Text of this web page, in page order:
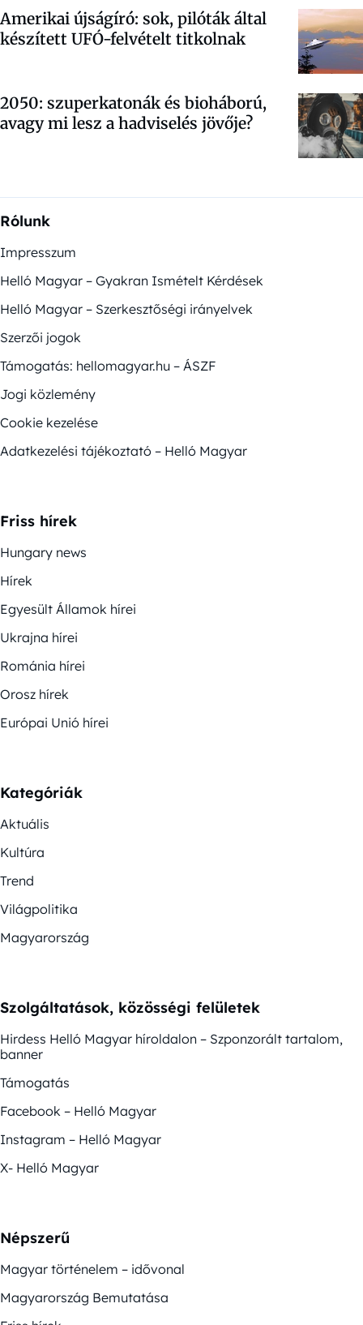
Amerikai újságíró: sok, pilóták által
készített UFÓ-felvételt titkolnak
2050: szuperkatonák és bioháború,
avagy mi lesz a hadviselés jövője?
Rólunk
Impresszum
Helló Magyar – Gyakran Ismételt Kérdések
Helló Magyar – Szerkesztőségi irányelvek
Szerzői jogok
Támogatás: hellomagyar.hu – ÁSZF
Jogi közlemény
Cookie kezelése
Adatkezelési tájékoztató – Helló Magyar
Friss hírek
Hungary news
Hírek
Egyesült Államok hírei
Ukrajna hírei
Románia hírei
Orosz hírek
Európai Unió hírei
Kategóriák
Aktuális
Kultúra
Trend
Világpolitika
Magyarország
Szolgáltatások, közösségi felületek
Hirdess Helló Magyar híroldalon – Szponzorált tartalom,
banner
Támogatás
Facebook – Helló Magyar
Instagram – Helló Magyar
X- Helló Magyar
Népszerű
Magyar történelem – idővonal
Magyarország Bemutatása